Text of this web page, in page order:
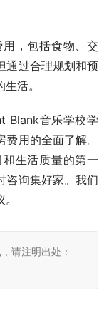
，包括食物、交
通过合理规划和预
活。
Blank音乐学校学
用的全面了解。
生活质量的第一
咨询集好家。我们
请注明出处：